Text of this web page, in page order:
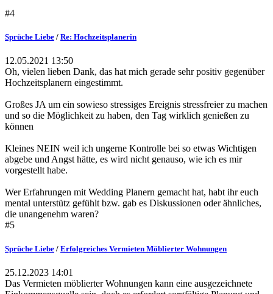
#4
Sprüche Liebe / Re: Hochzeitsplanerin
12.05.2021 13:50
Oh, vielen lieben Dank, das hat mich gerade sehr positiv gegenüber
Hochzeitsplanern eingestimmt.
Großes JA um ein sowieso stressiges Ereignis stressfreier zu machen
und so die Möglichkeit zu haben, den Tag wirklich genießen zu
können
Kleines NEIN weil ich ungerne Kontrolle bei so etwas Wichtigen
abgebe und Angst hätte, es wird nicht genauso, wie ich es mir
vorgestellt habe.
Wer Erfahrungen mit Wedding Planern gemacht hat, habt ihr euch
mental unterstütz gefühlt bzw. gab es Diskussionen oder ähnliches,
die unangenehm waren?
#5
Sprüche Liebe / Erfolgreiches Vermieten Möblierter Wohnungen
25.12.2023 14:01
Das Vermieten möblierter Wohnungen kann eine ausgezeichnete